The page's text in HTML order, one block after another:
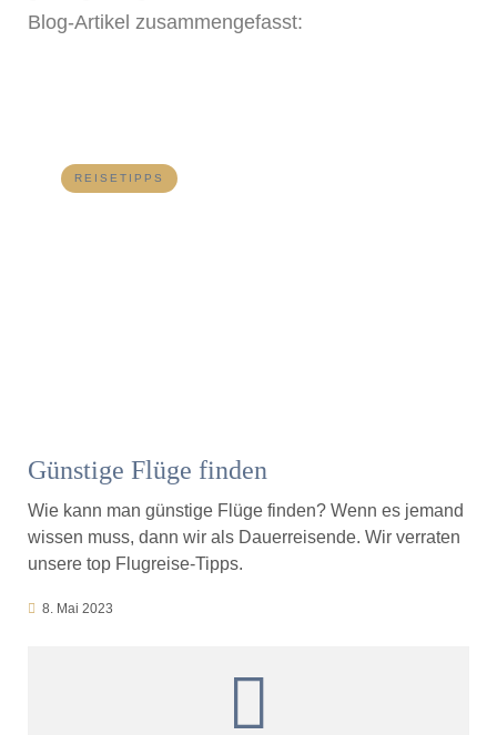
Blog-Artikel zusammengefasst:
REISETIPPS
Günstige Flüge finden
Wie kann man günstige Flüge finden? Wenn es jemand
wissen muss, dann wir als Dauerreisende. Wir verraten
unsere top Flugreise-Tipps.
8. Mai 2023